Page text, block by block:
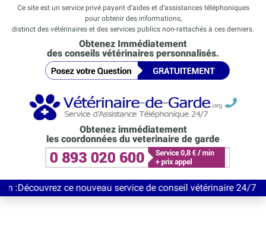
Ce site est un service privé payant d’aides et d’assistances téléphoniques
pour obtenir des informations,
distinct des vétérinaires et des services publics non-rattachés à ces derniers.
Obtenez Immédiatement
des conseils vétérinaires personnalisés.
Obtenez immédiatement
les coordonnées du veterinaire de garde
ce nouveau service de conseil vétérinaire 24/7